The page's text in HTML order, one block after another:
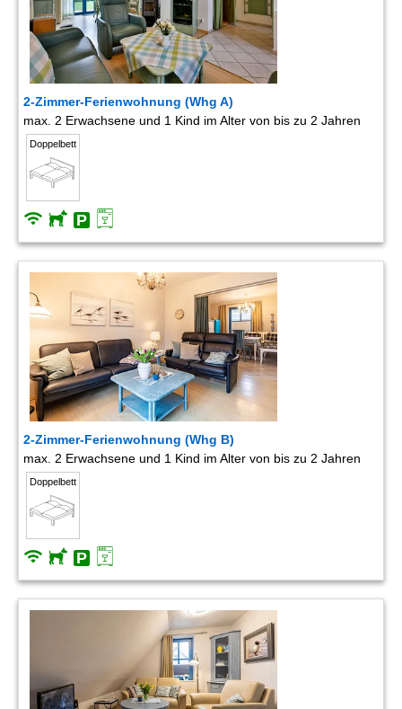
2-Zimmer-Ferienwohnung (Whg A)
max. 2 Erwachsene und 1 Kind im Alter von bis zu 2 Jahren
Doppelbett
2-Zimmer-Ferienwohnung (Whg B)
max. 2 Erwachsene und 1 Kind im Alter von bis zu 2 Jahren
Doppelbett